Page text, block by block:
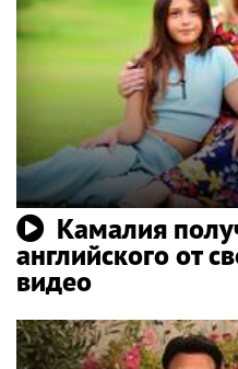
Камалия
английского от
видео